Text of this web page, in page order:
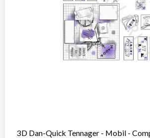
3D Dan-Quick Tennager - Mobil -